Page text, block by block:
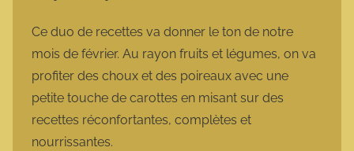
o
t
t
e
Ce duo de recettes va donner le ton de notre
mois de février. Au rayon fruits et légumes, on va
profiter des choux et des poireaux avec une
petite touche de carottes en misant sur des
recettes réconfortantes, complètes et
nourrissantes.